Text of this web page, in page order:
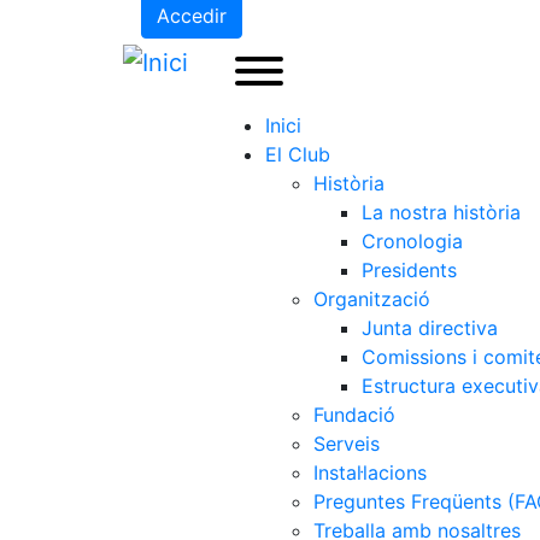
Accedir
Inici
El Club
Història
La nostra història
Cronologia
Presidents
Organització
Junta directiva
Comissions i
Estructura
Fundació
Serveis
Instal·lacions
Preguntes Freqüents
Treballa amb nosaltres